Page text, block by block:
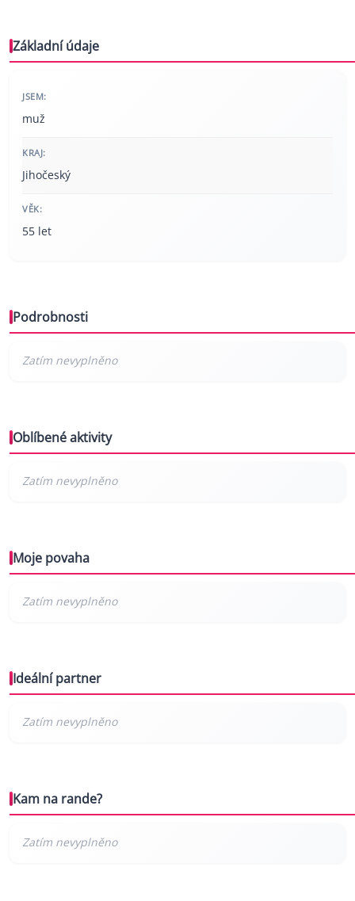
Základní údaje
JSEM:
muž
KRAJ:
Jihočeský
VĚK:
55 let
Podrobnosti
Oblíbené aktivity
Moje povaha
Ideální partner
Kam na rande?